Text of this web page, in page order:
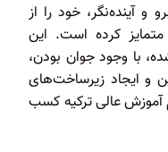
و آینده‌نگر، خود را از
کرده است. این
2010 تأسیس شده، با وجود جوان بودن،
و ایجاد زیرساخت‌های
آموزش عالی ترکیه کسب